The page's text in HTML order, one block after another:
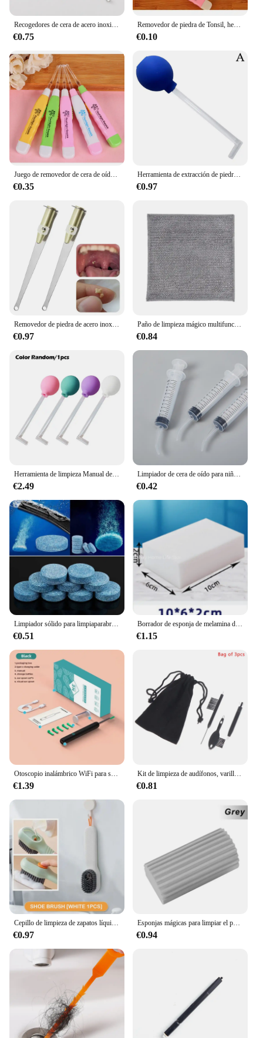
Recogedores de cera de acero inoxidable para oídos, removedor de cureta, herramienta de cuidado de cuchara, limpiador de oídos
€0.75
Removedor de piedra de Tonsil, herramienta de cuidado de limpieza, irrigador de oreja de acero inoxidable, jeringa, color aleatorio, luz LED, nuevo
€0.10
Juego de removedor de cera de oído con luz LED, irrigador de acero inoxidable, jeringa, herramienta de cuidado de limpieza, nueva amoladora, herramientas de piedra aleatorias, 1 Juego
€0.35
Herramienta de extracción de piedra, removedor Manual, limpieza de la boca, cuidado, cera del oído, limpiador de bolas de succión
€0.97
€0.97
Paño de limpieza mágico multifuncional de doble cara, trapo de alambre de Metal engrosado, cocina, aceite antiadherente, paño de cocina, toalla, herramienta de limpieza
€0.84
€2.49
Limpiador de cera de oído para niños y adultos, jeringa removedora, herramienta para limpieza de oídos, riego
€0.42
€0.51
Borrador de esponja de melamina de 10 piezas, limpiador multifuncional de esponjas suaves absorbentes para cocina, baño, herramienta de limpieza Nano para el hogar
€1.15
€1.39
Kit de limpieza de audífonos, varillas de ventilación, destornilladores, cepillo, limpiador de ventilación, alambre, Magne, juego de herramientas de bucle de cera, 3 piezas por juego
€0.81
Cepillo de limpieza de zapatos líquido multifuncional con dispensador de jabón, cepillo de lavandería para zapatos, cepillos de fregado, cepillo limpiador de zapatos de cerdas suaves
€0.97
Esponjas mágicas para limpiar el polvo, esponja Pva, plumero para limpiar la humedad, persianas, placas base de vidrio, rejillas de ventilación, espejos y ventanas
€0.94